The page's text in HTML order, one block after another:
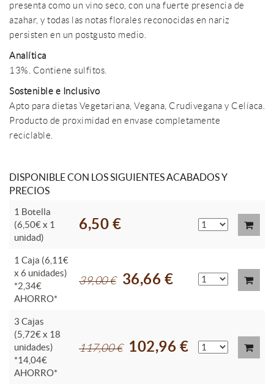
presenta como un vino seco, con una fuerte presencia de
azahar, y todas las notas florales reconocidas en nariz
persisten en un postgusto medio.
Analítica
13%. Contiene sulfitos.
Sostenible e Inclusivo
Apto para dietas Vegetariana, Vegana, Crudivegana y Celíaca.
Producto de proximidad en envase completamente
reciclable.
DISPONIBLE CON LOS SIGUIENTES ACABADOS Y
PRECIOS
1 Botella
(6,50€ x 1
unidad)
6,50 €
1 Caja (6,11€
x 6 unidades)
*2,34€
AHORRO*
39,00 € 36,66 €
3 Cajas
(5,72€ x 18
unidades)
*14,04€
AHORRO*
117,00 € 102,96 €